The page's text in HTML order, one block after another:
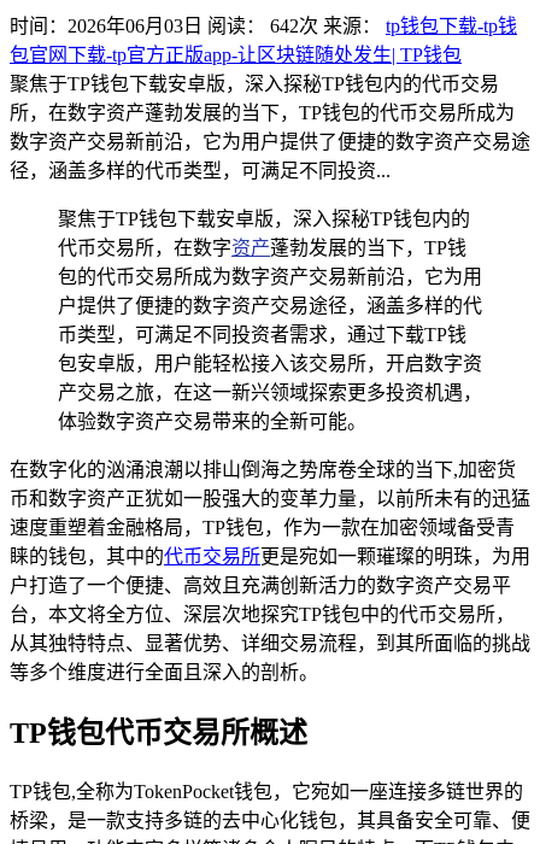
时间：2026年06月03日 阅读： 642次 来源： tp钱包下载-tp钱
包官网下载-tp官方正版app-让区块链随处发生| TP钱包
聚焦于TP钱包下载安卓版，深入探秘TP钱包内的代币交易
所，在数字资产蓬勃发展的当下，TP钱包的代币交易所成为
数字资产交易新前沿，它为用户提供了便捷的数字资产交易途
径，涵盖多样的代币类型，可满足不同投资...
聚焦于TP钱包下载安卓版，深入探秘TP钱包内的
代币交易所，在数字资产蓬勃发展的当下，TP钱
包的代币交易所成为数字资产交易新前沿，它为用
户提供了便捷的数字资产交易途径，涵盖多样的代
币类型，可满足不同投资者需求，通过下载TP钱
包安卓版，用户能轻松接入该交易所，开启数字资
产交易之旅，在这一新兴领域探索更多投资机遇，
体验数字资产交易带来的全新可能。
在数字化的汹涌浪潮以排山倒海之势席卷全球的当下,加密货
币和数字资产正犹如一股强大的变革力量，以前所未有的迅猛
速度重塑着金融格局，TP钱包，作为一款在加密领域备受青
睐的钱包，其中的代币交易所更是宛如一颗璀璨的明珠，为用
户打造了一个便捷、高效且充满创新活力的数字资产交易平
台，本文将全方位、深层次地探究TP钱包中的代币交易所，
从其独特特点、显著优势、详细交易流程，到其所面临的挑战
等多个维度进行全面且深入的剖析。
TP钱包代币交易所概述
TP钱包,全称为TokenPocket钱包，它宛如一座连接多链世界的
桥梁，是一款支持多链的去中心化钱包，其具备安全可靠、便